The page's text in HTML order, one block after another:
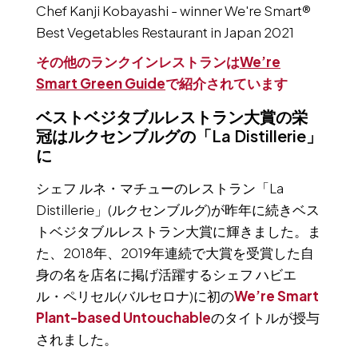
Chef Kanji Kobayashi - winner We're Smart®
Best Vegetables Restaurant in Japan 2021
その他のランクインレストランはWe’re
Smart Green Guideで紹介されています
ベストベジタブルレストラン大賞の栄
冠はルクセンブルグの「La Distillerie」
に
シェフ ルネ・マチューのレストラン「La
Distillerie」(ルクセンブルグ)が昨年に続きベス
トベジタブルレストラン大賞に輝きました。ま
た、2018年、2019年連続で大賞を受賞した自
身の名を店名に掲げ活躍するシェフ ハビエ
ル・ペリセル(バルセロナ)に初のWe’re Smart
Plant-based Untouchableのタイトルが授与
されました。